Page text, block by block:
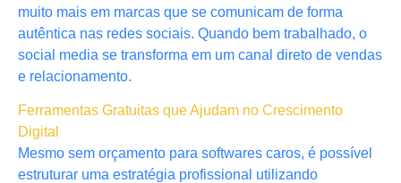
muito mais em marcas que se comunicam de forma
autêntica nas redes sociais. Quando bem trabalhado, o
social media se transforma em um canal direto de vendas
e relacionamento.
Ferramentas Gratuitas que Ajudam no Crescimento
Digital
Mesmo sem orçamento para softwares caros, é possível
estruturar uma estratégia profissional utilizando